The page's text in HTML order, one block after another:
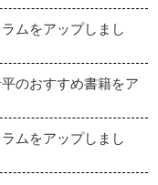
ムをアップしまし
のおすすめ書籍をア
ムをアップしまし